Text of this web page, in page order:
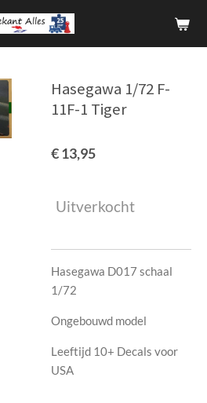
Hasegawa 1/72 F-
11F-1 Tiger
€ 13,95
Uitverkocht
Hasegawa D017 schaal
1/72
Ongebouwd model
Leeftijd 10+ Decals voor
USA